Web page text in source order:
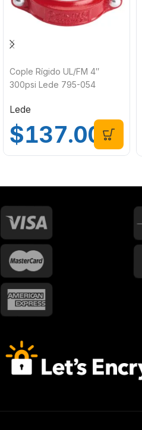
Cople Rígido UL/FM 4″
300psi Lede 795-054
Lede
$137.00